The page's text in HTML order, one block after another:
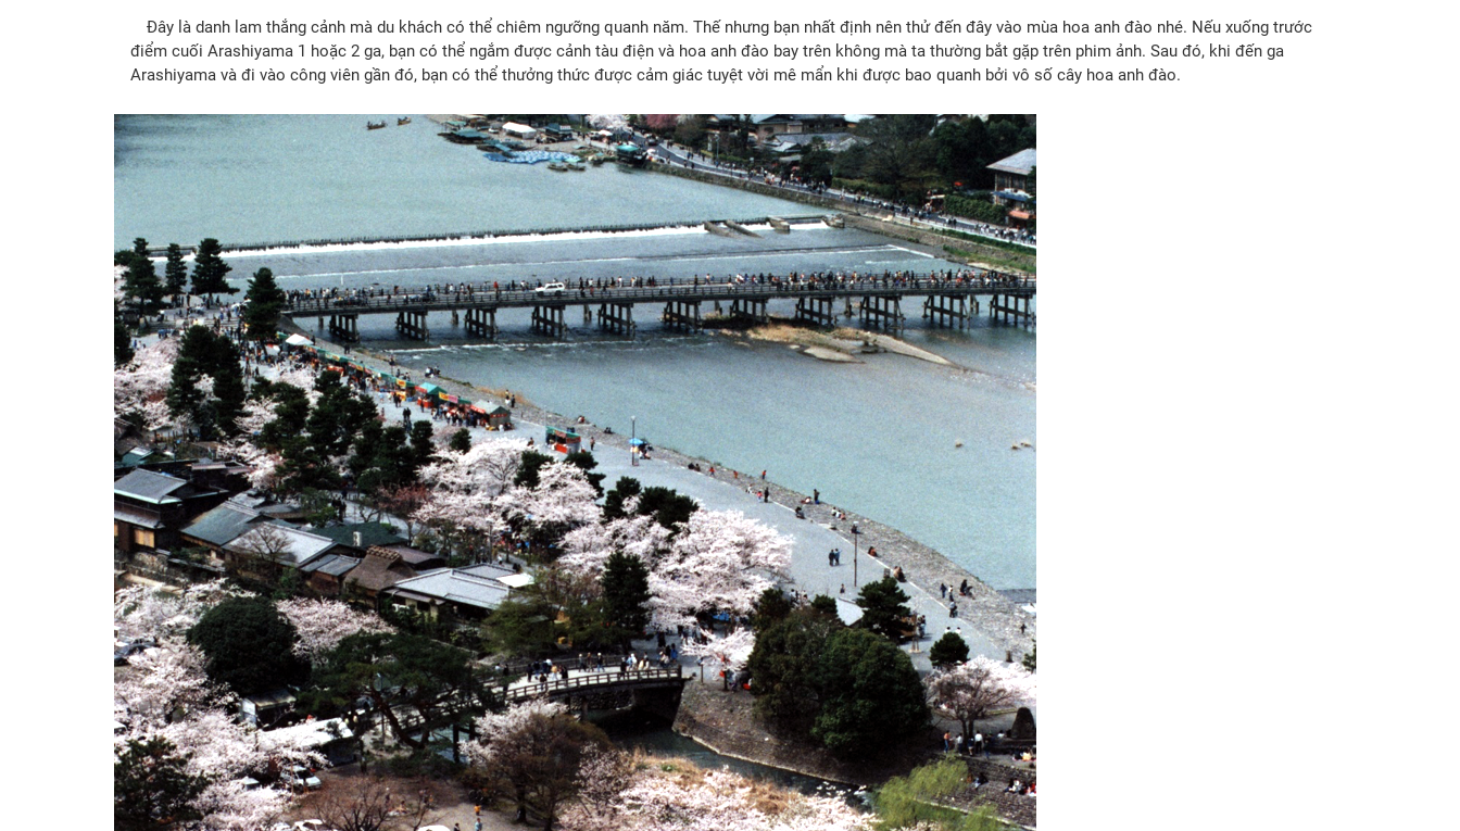
Đây là danh lam thắng cảnh mà du khách có thể chiêm ngưỡng quanh năm. Thế nhưng bạn nhất định nên thử đến đây vào mùa hoa anh đào nhé. Nếu xuống trước
điểm cuối Arashiyama 1 hoặc 2 ga, bạn có thể ngắm được cảnh tàu điện và hoa anh đào bay trên không mà ta thường bắt gặp trên phim ảnh. Sau đó, khi đến ga
Arashiyama và đi vào công viên gần đó, bạn có thể thưởng thức được cảm giác tuyệt vời mê mẩn khi được bao quanh bởi vô số cây hoa anh đào.